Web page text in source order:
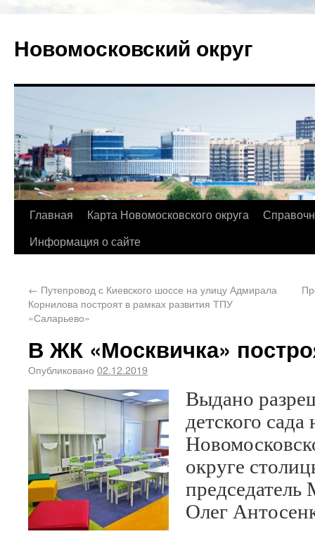
Новомосковский округ
Главная Карта Новомосковского округа
Информация о сайте
← Путепровод с Киевского шоссе на улицу Адмирала
Корнилова построят в рамках развития ТПУ
«Саларьево»
В ЖК «Москвичка»
Опубликовано 02.12.2019
Выдано
детского
округе
председатель
Олег